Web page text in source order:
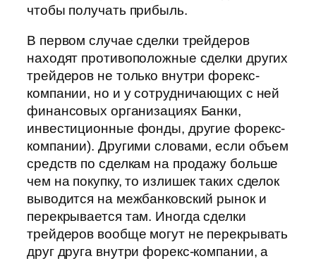
чтобы получать прибыль.
В первом случае сделки трейдеров
находят противоположные сделки других
трейдеров не только внутри форекс-
компании, но и у сотрудничающих с ней
финансовых организациях Банки,
инвестиционные фонды, другие форекс-
компании). Другими словами, если объем
средств по сделкам на продажу больше
чем на покупку, то излишек таких сделок
выводится на межбанковский рынок и
перекрывается там. Иногда сделки
трейдеров вообще могут не перекрывать
друг друга внутри форекс-компании, а